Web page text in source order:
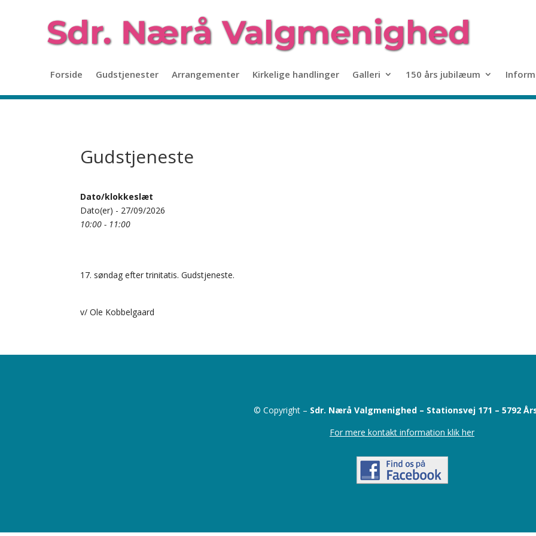
Forside Gudstjenester Arrangementer Kirkelige handlinger Galleri 150 års jubilæum
Gudstjeneste
Dato/klokkeslæt
Dato(er) - 27/09/2026
10:00 - 11:00
17. søndag efter trinitatis. Gudstjeneste.
v/ Ole Kobbelgaard
© Copyright – Sdr. Nærå Valgmenighed – Stationsvej 171 – 5792
For mere kontakt information klik her